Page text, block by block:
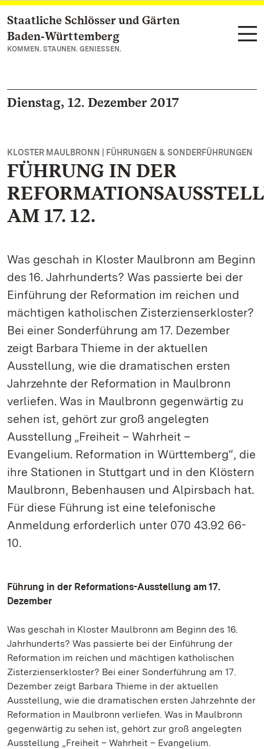
Zum Hauptinhalt springen
Staatliche Schlösser und Gärten
Baden‑Württemberg
KOMMEN. STAUNEN. GENIESSEN.
Dienstag, 12. Dezember 2017
KLOSTER MAULBRONN | FÜHRUNGEN & SONDERFÜHRUNGEN
FÜHRUNG IN DER
AM 17. 12.
Was geschah in Kloster Maulbronn am Beginn
des 16. Jahrhunderts? Was passierte bei der
Einführung der Reformation im reichen und
mächtigen katholischen Zisterzienserkloster?
Bei einer Sonderführung am 17. Dezember
zeigt Barbara Thieme in der aktuellen
Ausstellung, wie die dramatischen ersten
Jahrzehnte der Reformation in Maulbronn
verliefen. Was in Maulbronn gegenwärtig zu
sehen ist, gehört zur groß angelegten
Ausstellung „Freiheit – Wahrheit –
Evangelium. Reformation in Württemberg“, die
ihre Stationen in Stuttgart und in den Klöstern
Maulbronn, Bebenhausen und Alpirsbach hat.
Für diese Führung ist eine telefonische
Anmeldung erforderlich unter 070 43.92 66-
10.
Führung in der Reformations-Ausstellung am 17.
Dezember
Was geschah in Kloster Maulbronn am Beginn des 16.
Jahrhunderts? Was passierte bei der Einführung der
Reformation im reichen und mächtigen katholischen
Zisterzienserkloster? Bei einer Sonderführung am 17.
Dezember zeigt Barbara Thieme in der aktuellen
Ausstellung, wie die dramatischen ersten Jahrzehnte der
Reformation in Maulbronn verliefen. Was in Maulbronn
gegenwärtig zu sehen ist, gehört zur groß angelegten
Ausstellung „Freiheit – Wahrheit – Evangelium.